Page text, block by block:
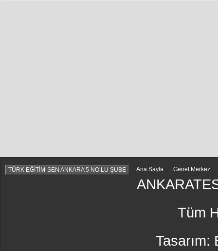
TÜRK EĞİTİM-SEN ANKARA 5 NO.LU ŞUBE Ana Sayfa Genel Merkez
Tüm
Tasarım: